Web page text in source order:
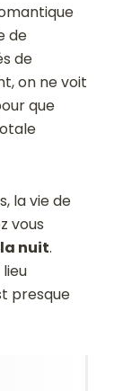
de
de
on ne voit
que
la vie de
vous
nuit.
presque